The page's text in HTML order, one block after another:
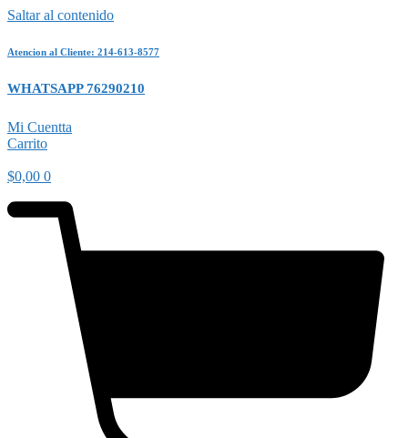
Saltar al contenido
Atencion al Cliente: 214-613-8577
WHATSAPP 76290210
Mi Cuentta
Carrito
$0,00 0